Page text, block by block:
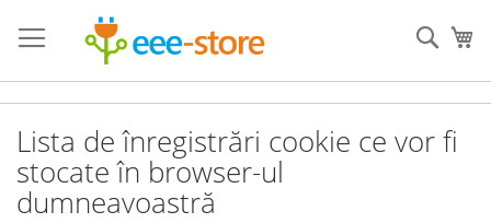
la
Continut
Lista de înregistrări cookie ce vor fi
stocate în browser-ul
dumneavoastră